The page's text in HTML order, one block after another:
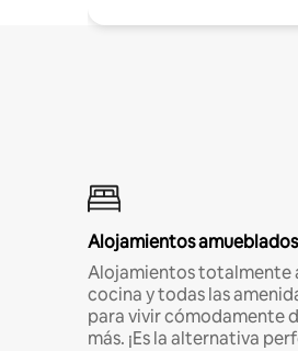
Alojamientos amueblados
Alojamientos totalmente
cocina y todas las
para vivir cómodamente
más. ¡Es la alternativa